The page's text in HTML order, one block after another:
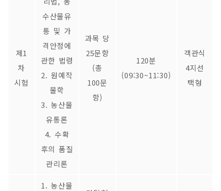
제1
차
시험
수산물유
통 및 가
격안정에
관한 법령
2. 원예작
물학
3. 농산물
유통론
4. 수확
후의 품질
관리론
과목 당
25문항
(총
100문
항)
120분
(09:30~11:30)
객관식
4지선
택형
1. 농산물